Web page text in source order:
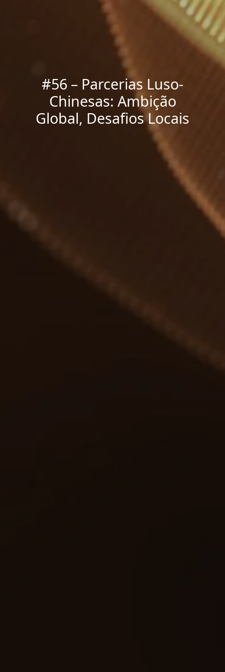
#56 – Parcerias Luso-
Chinesas: Ambição
Global, Desafios Locais